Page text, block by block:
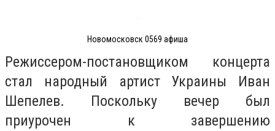
Новомосковск 0569 афиша
Режиссером-постановщиком концерта
стал народный артист Украины Иван
Шепелев. Поскольку вечер был
приурочен к завершению